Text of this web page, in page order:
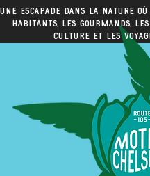
Une escapade dans la nature
habitants, les gourmands,
culture et les